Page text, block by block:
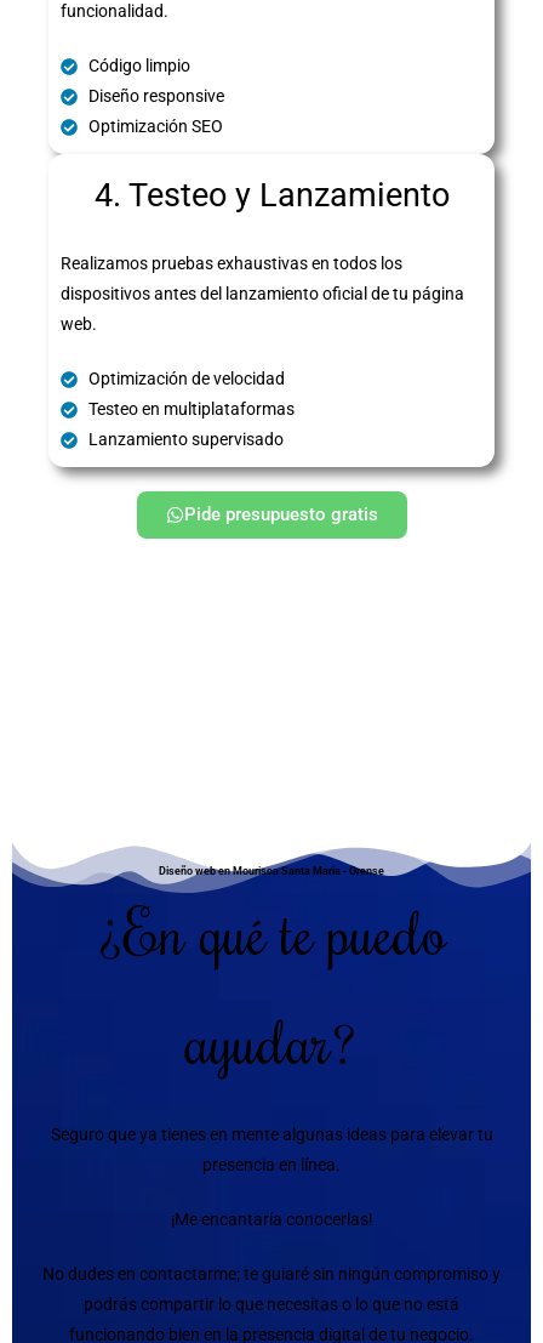
funcionalidad.
Código limpio
Diseño responsive
Optimización SEO
4. Testeo y Lanzamiento
Realizamos pruebas exhaustivas en todos los
dispositivos antes del lanzamiento oficial de tu página
web.
Optimización de velocidad
Testeo en multiplataformas
Lanzamiento supervisado
Pide presupuesto gratis
Diseño web en Mourisca Santa Maria - Orense
¿En qué te puedo
ayudar?
Seguro que ya tienes en mente algunas ideas para elevar tu
presencia en línea.
¡Me encantaría conocerlas!
No dudes en contactarme; te guiaré sin ningún compromiso y
podrás compartir lo que necesitas o lo que no está
funcionando bien en la presencia digital de tu negocio.